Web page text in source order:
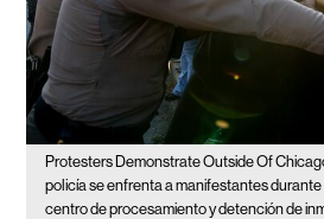
Protesters Demonstrate Outside Of
policía se enfrenta a manifestantes
centro de procesamiento y detención de